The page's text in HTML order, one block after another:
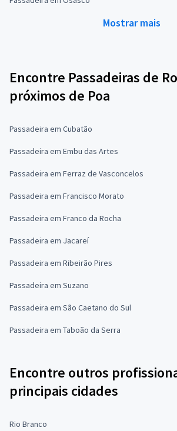
Mostrar mais
Encontre Passadeiras de
próximos de Poa
Passadeira em Cubatão
Passadeira em Embu das Artes
Passadeira em Ferraz de Vasconcelos
Passadeira em Francisco Morato
Passadeira em Franco da Rocha
Passadeira em Jacareí
Passadeira em Ribeirão Pires
Passadeira em Suzano
Passadeira em São Caetano do Sul
Passadeira em Taboão da Serra
Encontre outros
principais cidades
Rio Branco